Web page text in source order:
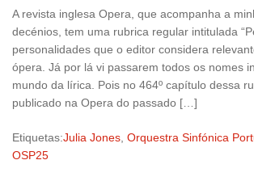
A revista inglesa Opera, que acompanha a
decénios, tem uma rubrica regular intitulada
personalidades que o editor considera
ópera. Já por lá vi passarem todos os nomes
mundo da lírica. Pois no 464º capítulo dessa
publicado na Opera do passado […]
Etiquetas:Julia Jones Orquestra Sinfónica
OSP25